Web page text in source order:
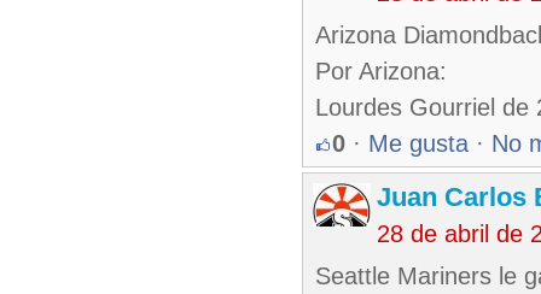
Arizona
Por Arizona:
Lourdes Gourriel de
0 · Me gusta · No
Juan Carlos
28 de abril de
Seattle Mariners le